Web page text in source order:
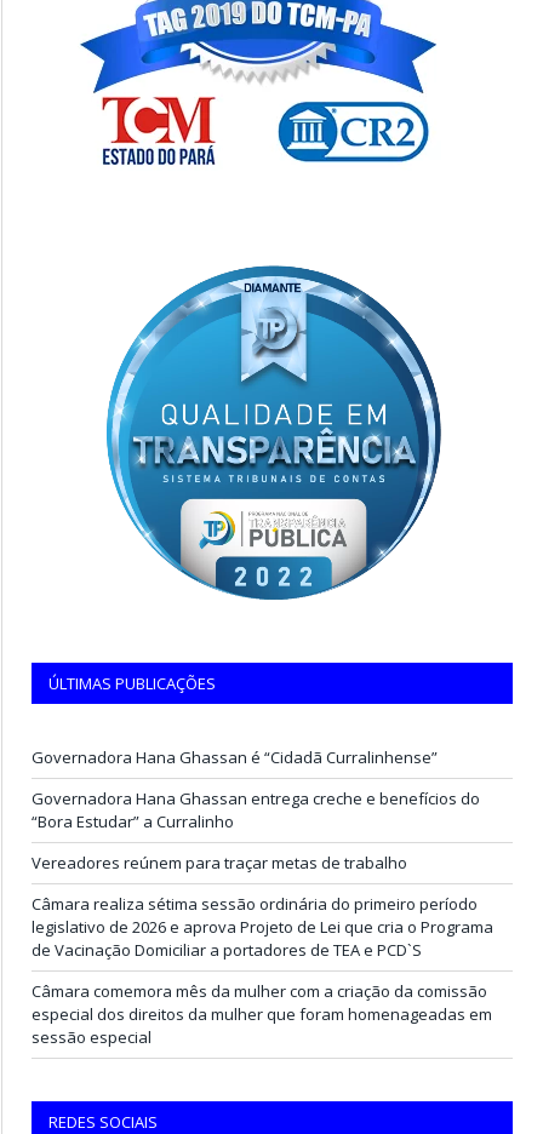
ÚLTIMAS PUBLICAÇÕES
Governadora Hana Ghassan é “Cidadã Curralinhense”
Governadora Hana Ghassan entrega creche e benefícios do
“Bora Estudar” a Curralinho
Vereadores reúnem para traçar metas de trabalho
Câmara realiza sétima sessão ordinária do primeiro período
legislativo de 2026 e aprova Projeto de Lei que cria o Programa
de Vacinação Domiciliar a portadores de TEA e PCD`S
Câmara comemora mês da mulher com a criação da comissão
especial dos direitos da mulher que foram homenageadas em
sessão especial
REDES SOCIAIS